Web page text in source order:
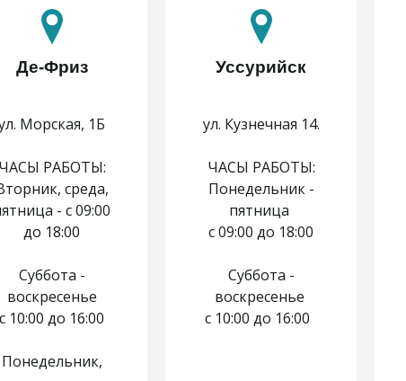
Морская, 1Б
ЧАСЫ РАБОТЫ:
среда,
- с 09:00
до 18:00
Суббота -
воскресенье
с 10:00 до 16:00
Понедельник,
Де-Фриз
ул. Кузнечная 14.
ЧАСЫ РАБОТЫ:
Понедельник -
пятница
с 09:00 до 18:00
Суббота -
воскресенье
с 10:00 до 16:00
Уссурийск